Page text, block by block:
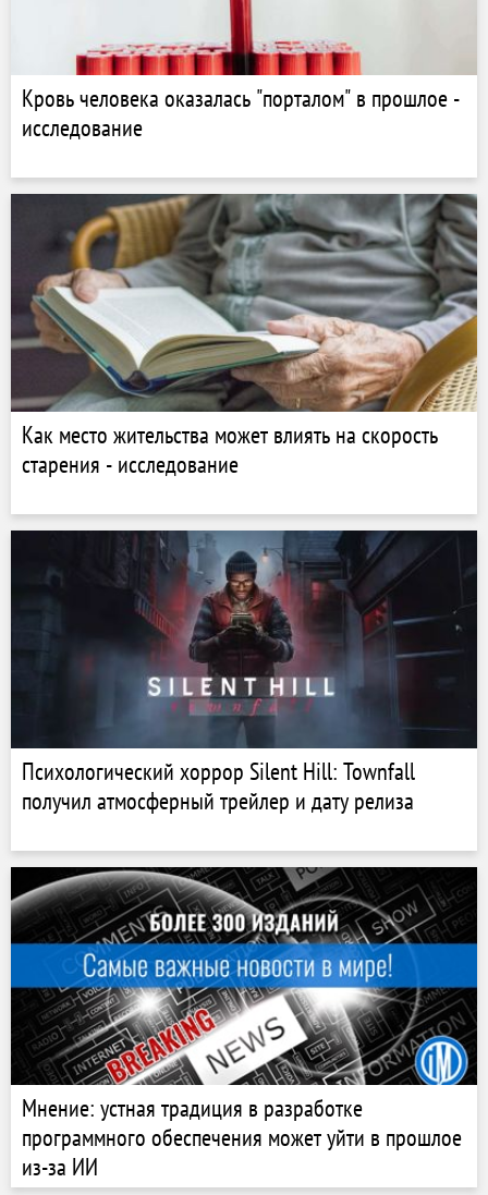
Кровь человека оказалась "порталом" в прошлое -
исследование
Как место жительства может влиять на скорость
старения - исследование
Психологический хоррор Silent Hill: Townfall
получил атмосферный трейлер и дату релиза
Мнение: устная традиция в разработке
программного обеспечения может уйти в прошлое
из-за ИИ